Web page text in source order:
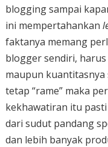
blogging sampai
ini mempertahankan
faktanya memang
blogger sendiri,
maupun kuantitasnya
tetap “rame” maka
kekhawatiran itu
dari sudut pandang
dan lebih banyak